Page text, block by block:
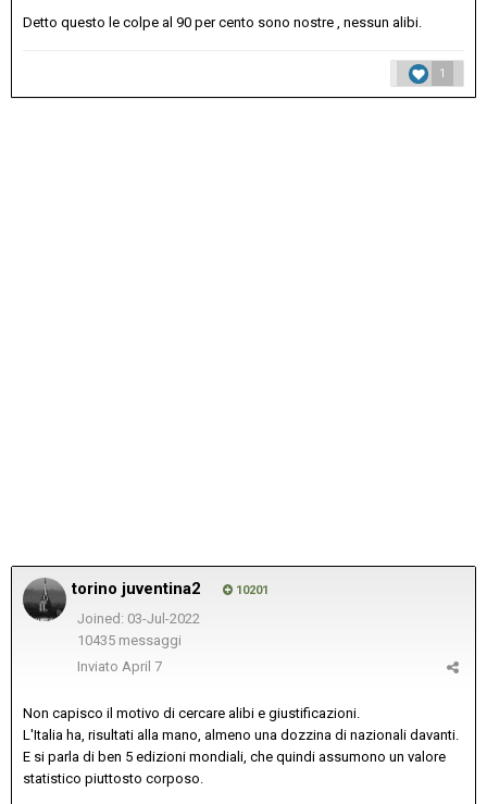
Detto questo le colpe al 90 per cento sono nostre , nessun alibi.
1
torino juventina2 10201
Joined: 03-Jul-2022
10435 messaggi
Inviato April 7
Non capisco il motivo di cercare alibi e giustificazioni.
L'Italia ha, risultati alla mano, almeno una dozzina di nazionali davanti.
E si parla di ben 5 edizioni mondiali, che quindi assumono un valore
statistico piuttosto corposo.